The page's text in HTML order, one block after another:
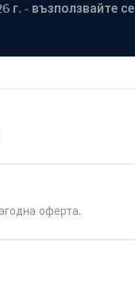
г. - възползвайте се
оферта.